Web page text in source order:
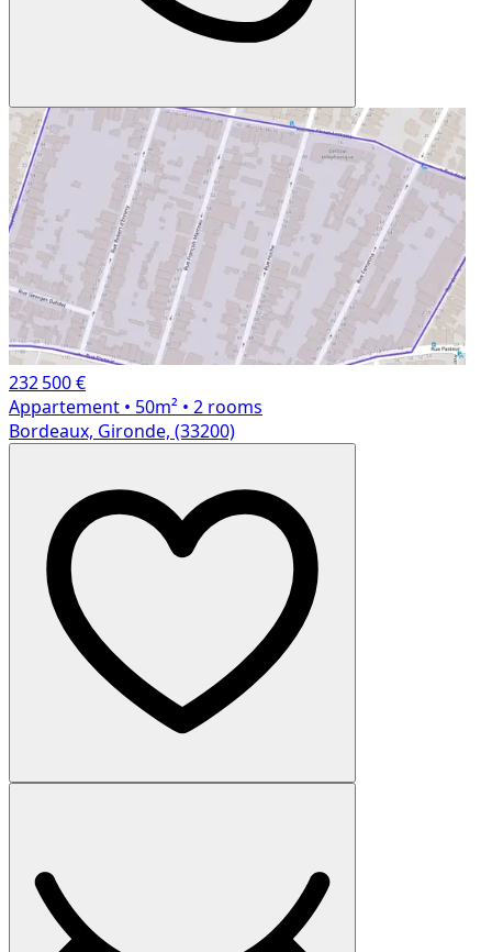
232 500 €
Appartement • 50m² • 2 rooms
Bordeaux, Gironde, (33200)